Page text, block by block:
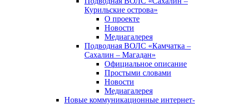
Курильские острова»
О проекте
Новости
Медиагалерея
Подводная ВОЛС «Камчатка –
Сахалин – Магадан»
Официальное описание
Простыми словами
Новости
Медиагалерея
Новые коммуникационные интернет-